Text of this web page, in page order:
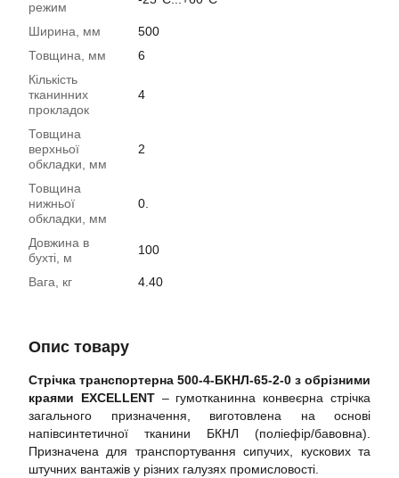
режим
Ширина, мм
500
Товщина, мм
6
Кількість
тканинних
прокладок
4
Товщина
верхньої
обкладки, мм
2
Товщина
нижньої
обкладки, мм
0.
Довжина в
бухті, м
100
Вага, кг 4.40
Опис товару
Стрічка транспортерна 500-4-БКНЛ-65-2-0 з обрізними
краями EXCELLENT– гумотканинна конвеєрна стрічка
загального призначення, виготовлена на основі
напівсинтетичної тканини БКНЛ (поліефір/бавовна).
Призначена для транспортування сипучих, кускових та
штучних вантажів у різних галузях промисловості.